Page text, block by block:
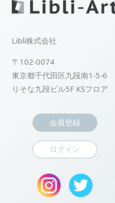
Libli株式会社
〒102-0074
東京都千代田区九段南1-5-6
りそな九段ビル5F KSフロア
会員登録
ログイン